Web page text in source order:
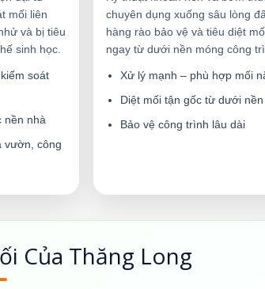
mối liên
và bị tiêu
sinh học.
soát
nền nhà
vườn, công
chuyên dụng xuống sâu lòng
hàng rào bảo vệ và tiêu diệt
ngay từ dưới nền móng công
Xử lý mạnh – phù hợp mối
Diệt mối tận gốc từ dưới nền
Bảo vệ công trình lâu dài
Của Thăng Long